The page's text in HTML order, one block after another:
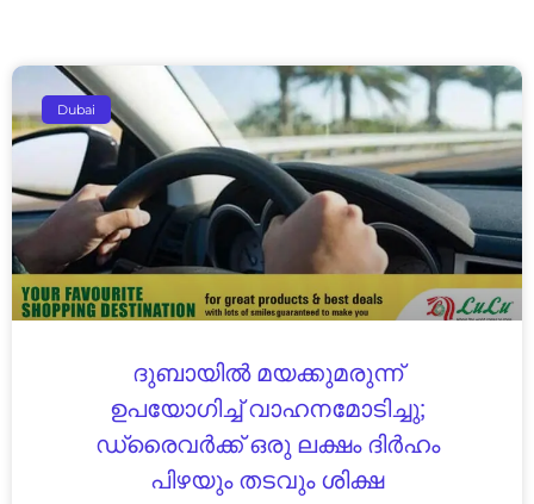
Dubai
ദുബായിൽ മയക്കുമരുന്ന്
ഉപയോഗിച്ച് വാഹനമോടിച്ചു;
ഡ്രൈവർക്ക് ഒരു ലക്ഷം ദിർഹം
പിഴയും തടവും ശിക്ഷ